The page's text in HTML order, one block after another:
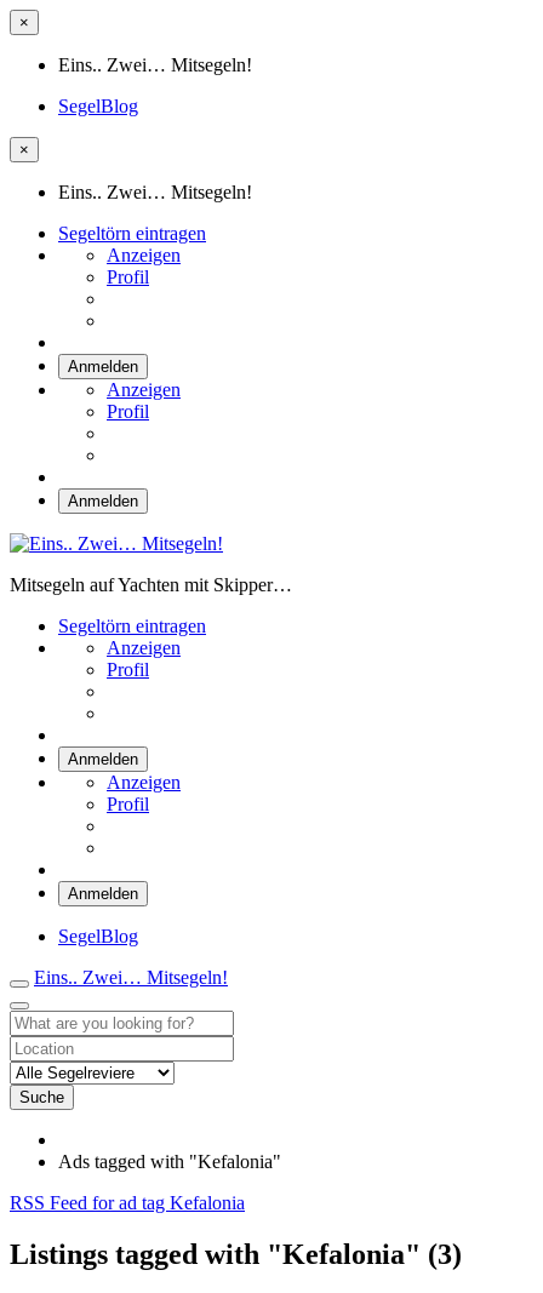
×
Eins.. Zwei… Mitsegeln!
SegelBlog
×
Eins.. Zwei… Mitsegeln!
Segeltörn eintragen
Anzeigen
Profil
Anmelden
Anzeigen
Profil
Anmelden
Mitsegeln auf Yachten mit Skipper…
Segeltörn eintragen
Anzeigen
Profil
Anmelden
Anzeigen
Profil
Anmelden
SegelBlog
Eins.. Zwei… Mitsegeln!
Suche
Ads tagged with "Kefalonia"
RSS Feed for ad tag Kefalonia
Listings tagged with "Kefalonia" (3)